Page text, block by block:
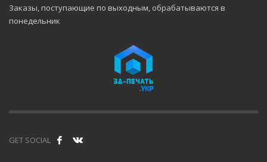
Заказы, поступающие по выходным, обрабатываются в
понедельник
GET SOCIAL